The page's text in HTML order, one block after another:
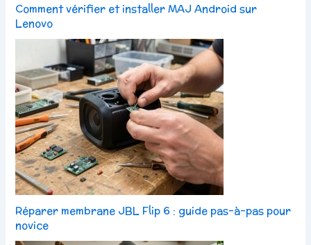
Comment vérifier et installer MAJ Android sur
Lenovo
Réparer membrane JBL Flip 6 : guide pas-à-pas pour
novice